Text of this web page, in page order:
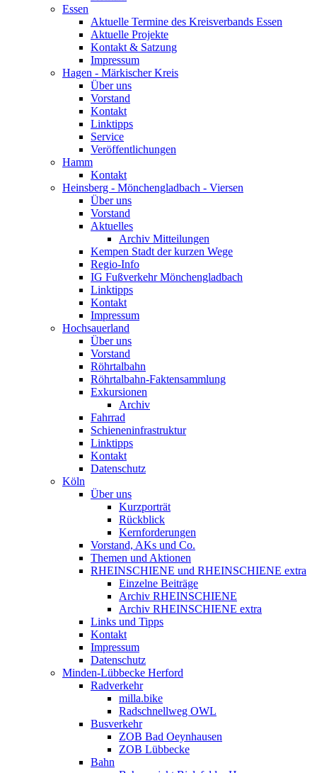
Essen
Aktuelle Termine des Kreisverbands Essen
Aktuelle Projekte
Kontakt & Satzung
Impressum
Hagen - Märkischer Kreis
Über uns
Vorstand
Kontakt
Linktipps
Service
Veröffentlichungen
Hamm
Kontakt
Heinsberg - Mönchengladbach - Viersen
Über uns
Vorstand
Aktuelles
Archiv Mitteilungen
Kempen Stadt der kurzen Wege
Regio-Info
IG Fußverkehr Mönchengladbach
Linktipps
Kontakt
Impressum
Hochsauerland
Über uns
Vorstand
Röhrtalbahn
Röhrtalbahn-Faktensammlung
Exkursionen
Archiv
Fahrrad
Schieneninfrastruktur
Linktipps
Kontakt
Datenschutz
Köln
Über uns
Kurzporträt
Rückblick
Kernforderungen
Vorstand, AKs und Co.
Themen und Aktionen
RHEINSCHIENE und RHEINSCHIENE extra
Einzelne Beiträge
Archiv RHEINSCHIENE
Archiv RHEINSCHIENE extra
Links und Tipps
Kontakt
Impressum
Datenschutz
Minden-Lübbecke Herford
Radverkehr
milla.bike
Radschnellweg OWL
Busverkehr
ZOB Bad Oeynhausen
ZOB Lübbecke
Bahn